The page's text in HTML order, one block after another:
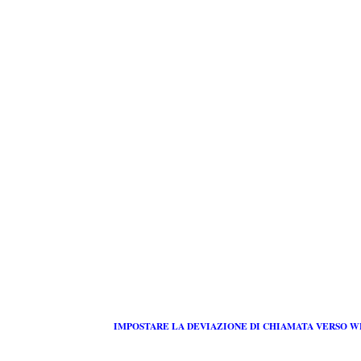
IMPOSTARE LA DEVIAZIONE DI CHIAMATA VERSO